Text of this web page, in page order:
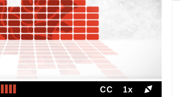
CC 1x